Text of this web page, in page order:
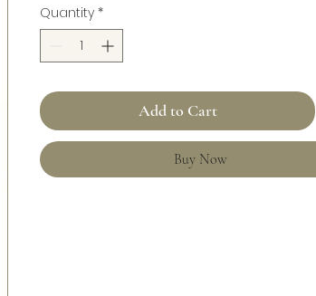
Quantity *
Add to Cart
Buy Now